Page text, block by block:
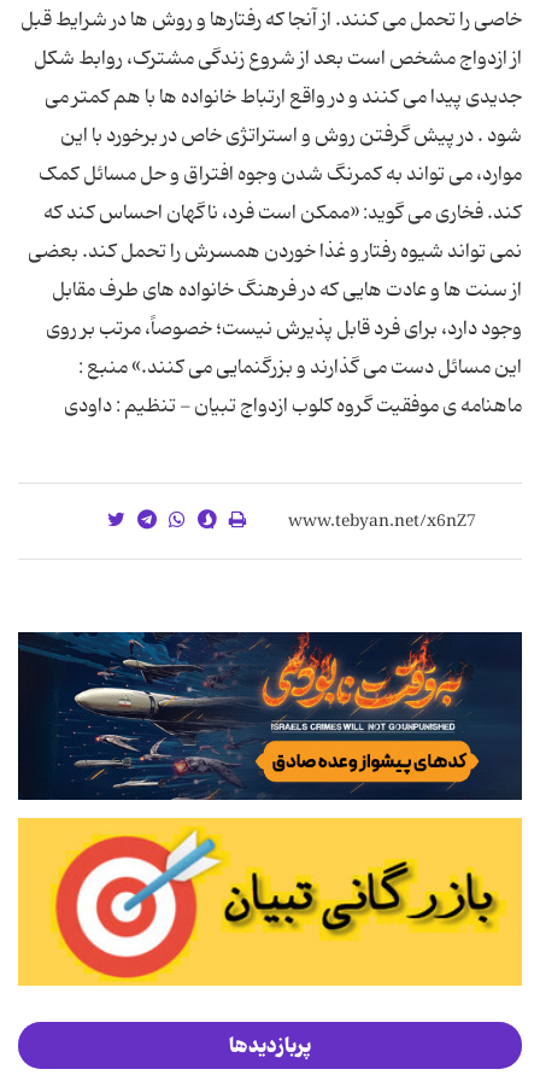
خاصی را تحمل می کنند. از آنجا که رفتارها و روش ها در شرایط قبل
از ازدواج مشخص است بعد از شروع زندگی مشترک، روابط شکل
جدیدی پیدا می کنند و در واقع ارتباط خانواده ها با هم کمتر می
شود . در پیش گرفتن روش و استراتژی خاص در برخورد با این
موارد، می تواند به کمرنگ شدن وجوه افتراق و حل مسائل کمک
کند. فخاری می گوید: «ممکن است فرد، ناگهان احساس کند که
نمی تواند شیوه رفتار و غذا خوردن همسرش را تحمل کند. بعضی
از سنت ها و عادت هایی که در فرهنگ خانواده های طرف مقابل
وجود دارد، برای فرد قابل پذیرش نیست؛ خصوصاً، مرتب بر روی
این مسائل دست می گذارند و بزرگنمایی می کنند.» منبع :
ماهنامه ی موفقیت گروه کلوب ازدواج تبیان - تنظیم : داودی
پربازدیدها